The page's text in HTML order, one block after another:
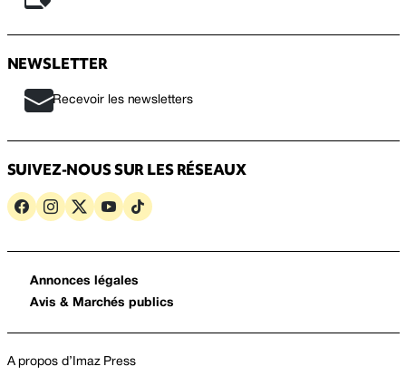
NEWSLETTER
Recevoir les newsletters
SUIVEZ-NOUS SUR LES RÉSEAUX
Annonces légales
Avis & Marchés publics
A propos d’Imaz Press